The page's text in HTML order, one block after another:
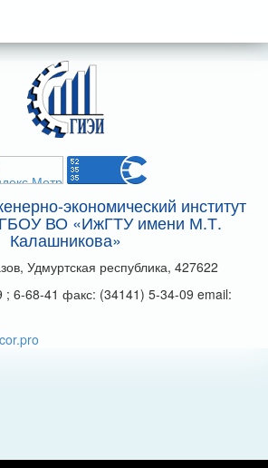
экономический институт
ВО «ИжГТУ имени М.Т.
Калашникова»
Удмуртская республика, 427622
; 6-68-41 факс: (34141) 5-34-09 email: